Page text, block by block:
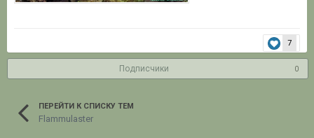
7
Подписчики 0
ПЕРЕЙТИ К СПИСКУ ТЕМ
Flammulaster